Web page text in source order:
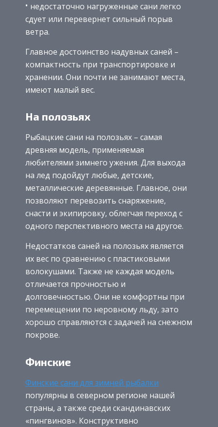
недостаточно нагруженные сани легко
сдует или перевернет сильный порыв
ветра.
Главное достоинство надувных саней –
компактность при транспортировке и
хранении. Они почти не занимают места,
имеют малый вес.
На полозьях
Рыбацкие сани на полозьях – самая
древняя модель, применяемая
любителями зимнего ужения. Для выхода
на лед подойдут любые, детские,
металлические деревянные. Главное, они
позволяют перевозить снаряжение,
снасти и экипировку, облегчая переход с
одного перспективного места на другое.
Недостатков саней на полозьях является
их вес по сравнению с пластиковыми
волокушами. Также не каждая модель
отличается прочностью и
долговечностью. Они не комфортны при
перемещении по неровному льду, зато
хорошо справляются с задачей на снежном
покрове.
Финские
Финские сани для зимней рыбалки
популярны в северном регионе нашей
страны, а также среди скандинавских
«пингвинов». Конструктивно